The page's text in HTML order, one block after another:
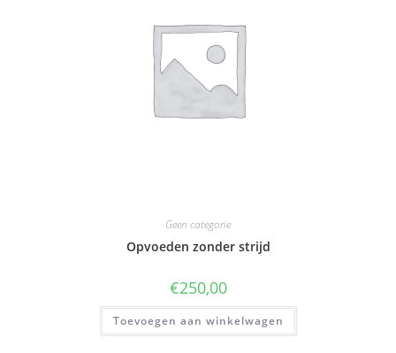
Geen categorie
Opvoeden zonder strijd
€250,00
Toevoegen aan winkelwagen